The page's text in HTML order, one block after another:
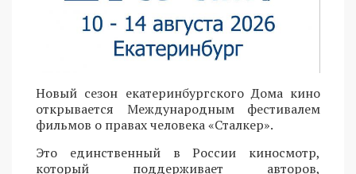
Новый сезон екатеринбургского Дома кино
открывается Международным фестивалем
фильмов о правах человека «Сталкер».
Это единственный в России киносмотр,
который поддерживает авторов,